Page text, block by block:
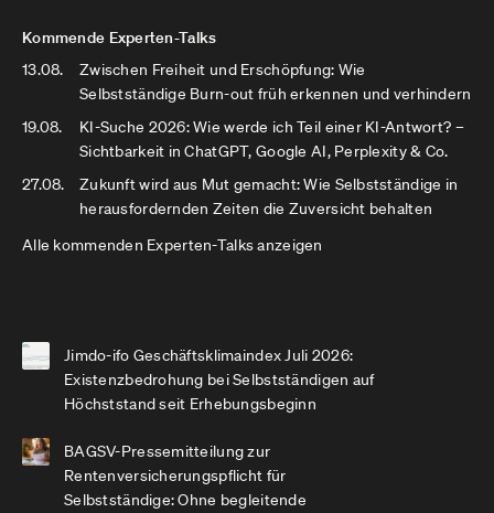
Kommende Experten-Talks
13.08.
Zwischen Freiheit und Erschöpfung: Wie
Selbstständige Burn-out früh erkennen und verhindern
19.08.
KI-Suche 2026: Wie werde ich Teil einer KI-Antwort? –
Sichtbarkeit in ChatGPT, Google AI, Perplexity & Co.
27.08.
Zukunft wird aus Mut gemacht: Wie Selbstständige in
herausfordernden Zeiten die Zuversicht behalten
Alle kommenden Experten-Talks anzeigen
Jimdo-ifo Geschäftsklimaindex Juli 2026:
Existenzbedrohung bei Selbstständigen auf
Höchststand seit Erhebungsbeginn
BAGSV-Pressemitteilung zur
Rentenversicherungspflicht für
Selbstständige: Ohne begleitende